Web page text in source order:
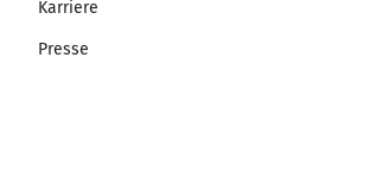
Karriere
Presse